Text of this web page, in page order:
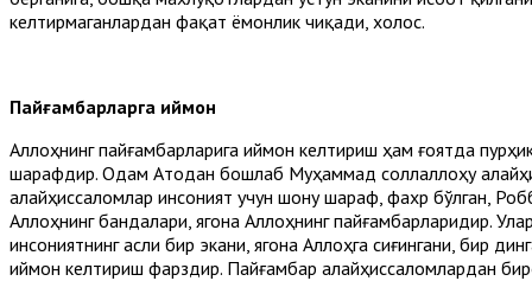
келтирмаганлардан фақат ёмонлик чиқади, холос.
Пайғамбарларга иймон
Аллоҳнинг пайғамбарларига иймон келтириш ҳам ғоятда
шарафдир. Одам Атодан бошлаб Муҳаммад соллаллоҳу алайҳи
алайҳиссаломлар инсоният учун шону шараф, фахр бўлган,
Аллоҳнинг бандалари, ягона Аллоҳнинг пайғамбарларидир.
инсониятнинг асли бир экани, ягона Аллоҳга сиғингани, бир
иймон келтириш фарздир. Пайғамбар алайҳиссаломлардан